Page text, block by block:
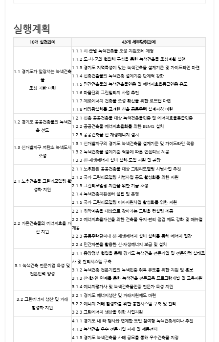
실행계획
10개 실천과제 43개 세부단위과제
1.1 경기도가 앞장서는 녹색건축
물
조성 기반 마련
1.1.1 시‧군별 녹색건축물 조성 지원조례 제정
1.1.2 도‧시‧군의 협의체 구성을 통한 녹색건축물 조성계획 실천
1.1.3 경기도 지역특성에 맞는 녹색건축물 설계기준 및 가이드라인 마련
1.1.4 신축건출물의 녹색건축 설계기준 단계적 강화
1.1.5 민간건축물의 녹색건축물인증 및 에너지효율등급인증 유도
1.1.6 마을단위 그린빌리지 사업 추진
1.1.7 제로에너지 건축물 조성 확산을 위한 로드맵 마련
1.1.8 태양광설치를 고려한 신축 공동주택 설계지침 마련
1.2 경기도 공공건축물의 녹색건
축 선도
1.2.1 신축 공공건축물 대상 녹색건축물인증 및 에너지효율등급인증
1.2.2 공공건축물 에너지효율화를 위한 BEMS 설치
1.2.3 공공건축물 신‧재생에너지 설치
1.3 신개발지구 저탄소 녹색도시
조성
1.3.1 신개발지구의 경기도 녹색건축물 설계기준 및 가이드라인 적용
1.3.2 녹색건축물 설계기준 적용에 따른 인센티브 제공
1.3.3 신‧재생에너지 설비 설치‧도입 지원 및 권장
2.1 노후건축물 그린리모델링 활
성화 지원
2.1.1 노후화된 공공건축물 대상 그린리모델링 시범사업 추진
2.1.2 국가 그린리모델링 시범사업 공모 활성화를 위한 지원
2.1.3 그린리모델링 지원을 위한 기금 조성
2.1.4 녹색건축지원센터 설립 및 운영
2.1.5 국가 그린리모델링 이자지원사업 활성화를 위한 지원
2.2 기존건축물의 에너지효율 개
선 지원
2.2.1 취약계층을 대상으로 찾아가는 그린홈 컨설팅 제공
2.2.2 에너지효율개선을 위한 건축물 유지‧관리 점검 제도 강화 및 매뉴얼
제공
2.2.3 공동주택단지내 신‧재생에너지 설비 설치를 통해 에너지 절감
2.2.4 민간자본을 활용한 신‧재생에너지 보급 및 설치
3.1 녹색건축 전문기업 육성 및
전문인력 양성
3.1.1 중앙정부 협업을 통해 경기도 녹색건축 전문기업 및 전문인력 실태조
사 및 관리시스템 구축
3.1.2 녹색건축 전문기업의 녹색인증 취득 유도를 위한 지원 및 홍보
3.1.3 산‧학‧연 연계를 통한 녹색건축 전문교육 프로그램개발 및 교육지원
3.1.4 에너지평가사 및 녹색건축물인증 전문가 육성 지원
3.2 그린에너지 생산 및 거래
활성화 지원
3.2.1 경기도 에너지생산 및 거래지원제도 마련
3.2.2 에너지 거래 활성화를 위한 통합시스템 구축 및 관리
3.2.3 그린에너지 생산을 위한 사업지원
4.1.1 경기도 내 타 행사와 연계한 도민 참여형 녹색건축세미나 추진
4.1.2 녹색건축 우수 전문기업 자재 및 제품전시
4.1.3 경기도 녹색건축물 사례 공모를 통해 우수건축물 지정